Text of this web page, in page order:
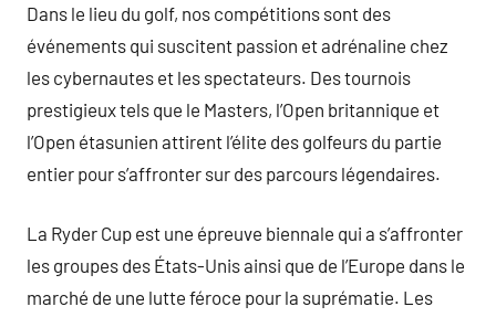
Dans le lieu du golf, nos compétitions sont des
événements qui suscitent passion et adrénaline chez
les cybernautes et les spectateurs. Des tournois
prestigieux tels que le Masters, l’Open britannique et
l’Open étasunien attirent l’élite des golfeurs du partie
entier pour s’affronter sur des parcours légendaires.
La Ryder Cup est une épreuve biennale qui a s’affronter
les groupes des États-Unis ainsi que de l’Europe dans le
marché de une lutte féroce pour la suprématie. Les